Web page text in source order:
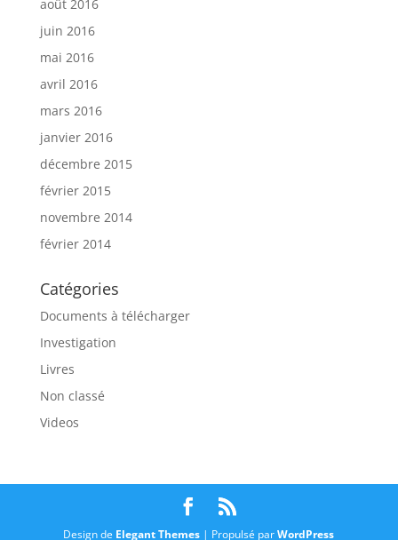
août 2016
juin 2016
mai 2016
avril 2016
mars 2016
janvier 2016
décembre 2015
février 2015
novembre 2014
février 2014
Catégories
Documents à télécharger
Investigation
Livres
Non classé
Videos
Design de Elegant Themes | Propulsé parWordPress